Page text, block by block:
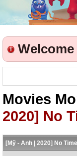
Movies
2020] No
[Mỹ - Anh | 2020] No